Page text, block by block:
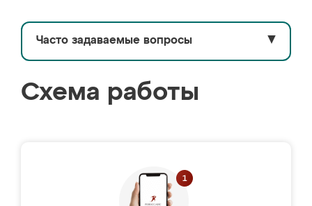
Часто задаваемые вопросы ▼
Схема работы